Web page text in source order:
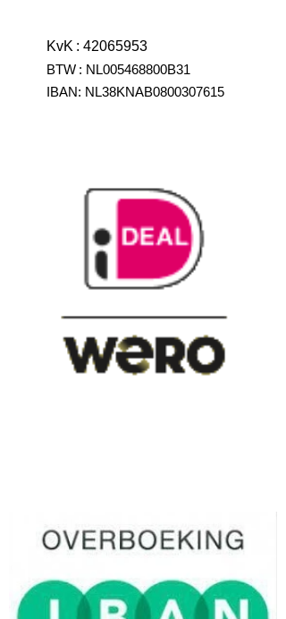
KvK : 42065953
BTW : NL005468800B31
IBAN: NL38KNAB0800307615